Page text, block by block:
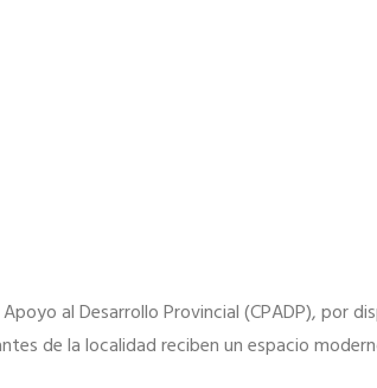
al Desarrollo Provincial (CPADP), por
de la localidad reciben un espacio